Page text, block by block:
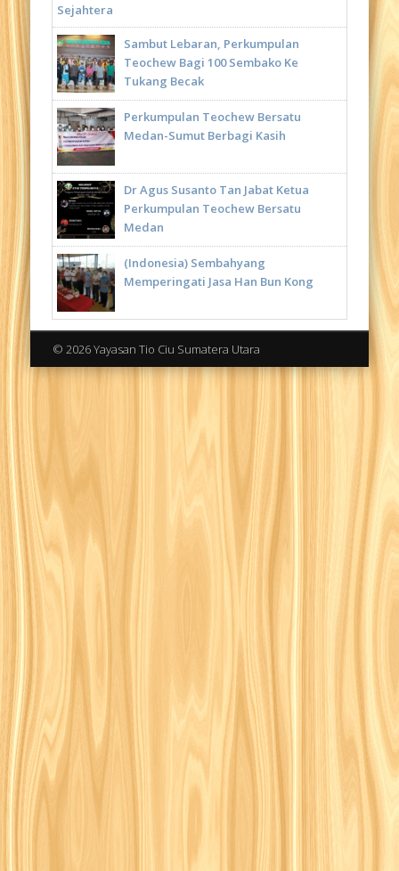
Sejahtera
Sambut Lebaran, Perkumpulan
Teochew Bagi 100 Sembako Ke
Tukang Becak
Perkumpulan Teochew Bersatu
Medan-Sumut Berbagi Kasih
Dr Agus Susanto Tan Jabat Ketua
Perkumpulan Teochew Bersatu
Medan
(Indonesia) Sembahyang
Memperingati Jasa Han Bun Kong
© 2026 Yayasan Tio Ciu Sumatera Utara